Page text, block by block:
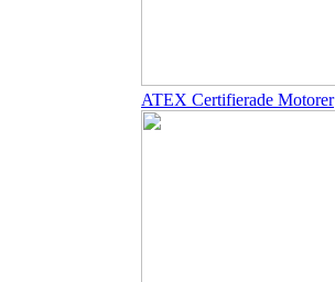
ATEX Certifierade Motorer